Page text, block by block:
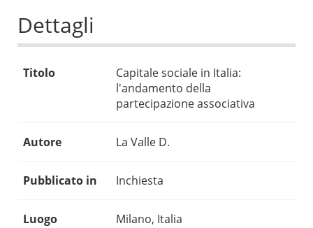
Dettagli
Titolo
Capitale sociale in Italia:
l'andamento della
partecipazione associativa
Autore La Valle D.
Pubblicato in Inchiesta
Luogo Milano, Italia